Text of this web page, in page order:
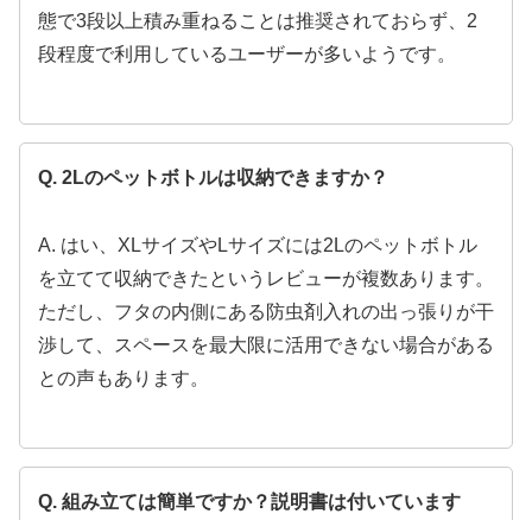
態で3段以上積み重ねることは推奨されておらず、2
段程度で利用しているユーザーが多いようです。
Q. 2Lのペットボトルは収納できますか？
A. はい、XLサイズやLサイズには2Lのペットボトル
を立てて収納できたというレビューが複数あります。
ただし、フタの内側にある防虫剤入れの出っ張りが干
渉して、スペースを最大限に活用できない場合がある
との声もあります。
Q. 組み立ては簡単ですか？説明書は付いています